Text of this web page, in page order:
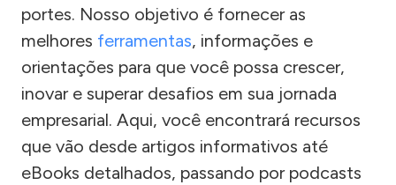
portes. Nosso objetivo é fornecer as
melhores ferramentas, informações e
orientações para que você possa crescer,
inovar e superar desafios em sua jornada
empresarial. Aqui, você encontrará recursos
que vão desde artigos informativos até
eBooks detalhados, passando por podcasts